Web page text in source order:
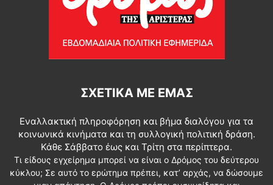
ΣΧΕΤΙΚΆ ΜΕ ΕΜΆΣ
Εναλλακτική πληροφόρηση και βήμα διαλόγου για τα
κοινωνικά κινήματα και τη συλλογική πολιτική δράση.
Κάθε Σάββατο έως και Τρίτη στα περίπτερα.
Τι είδους εγχείρημα μπορεί να είναι ο Δρόμος του δεύτερου
κύκλου; Σε αυτό το ερώτημα πρέπει, κατ’ αρχάς, να δώσουμε